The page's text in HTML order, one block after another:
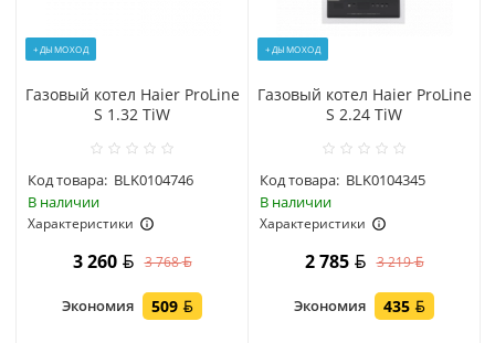
+ДЫМОХОД
Газовый котел Haier ProLine
S 1.32 TiW
Код товара: BLK0104746
В наличии
Характеристики
3 260 3 768
Экономия 509
+ДЫМОХОД
Газовый котел Haier ProLine
S 2.24 TiW
Код товара: BLK0104345
В наличии
Характеристики
2 785 3 219
Экономия 435